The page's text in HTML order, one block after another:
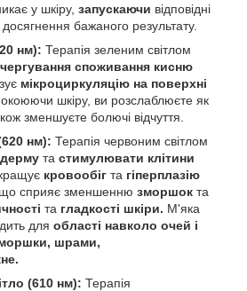
у шкіру, запускаючи відповідні
бажаного результату.
нм): Терапія зеленим світлом
споживання кисню
мікроциркуляцію на поверхні
шкіру, ви розслаблюєте як
зменшуєте болючі відчуття.
0 нм): Терапія червоним світлом
дерму та стимулювати клітини
кровообіг та гіперплазію
що сприяє зменшенню зморшок та
та гладкості шкіри. М'яка
для області навколо очей і
шрами,
(610 нм): Терапія